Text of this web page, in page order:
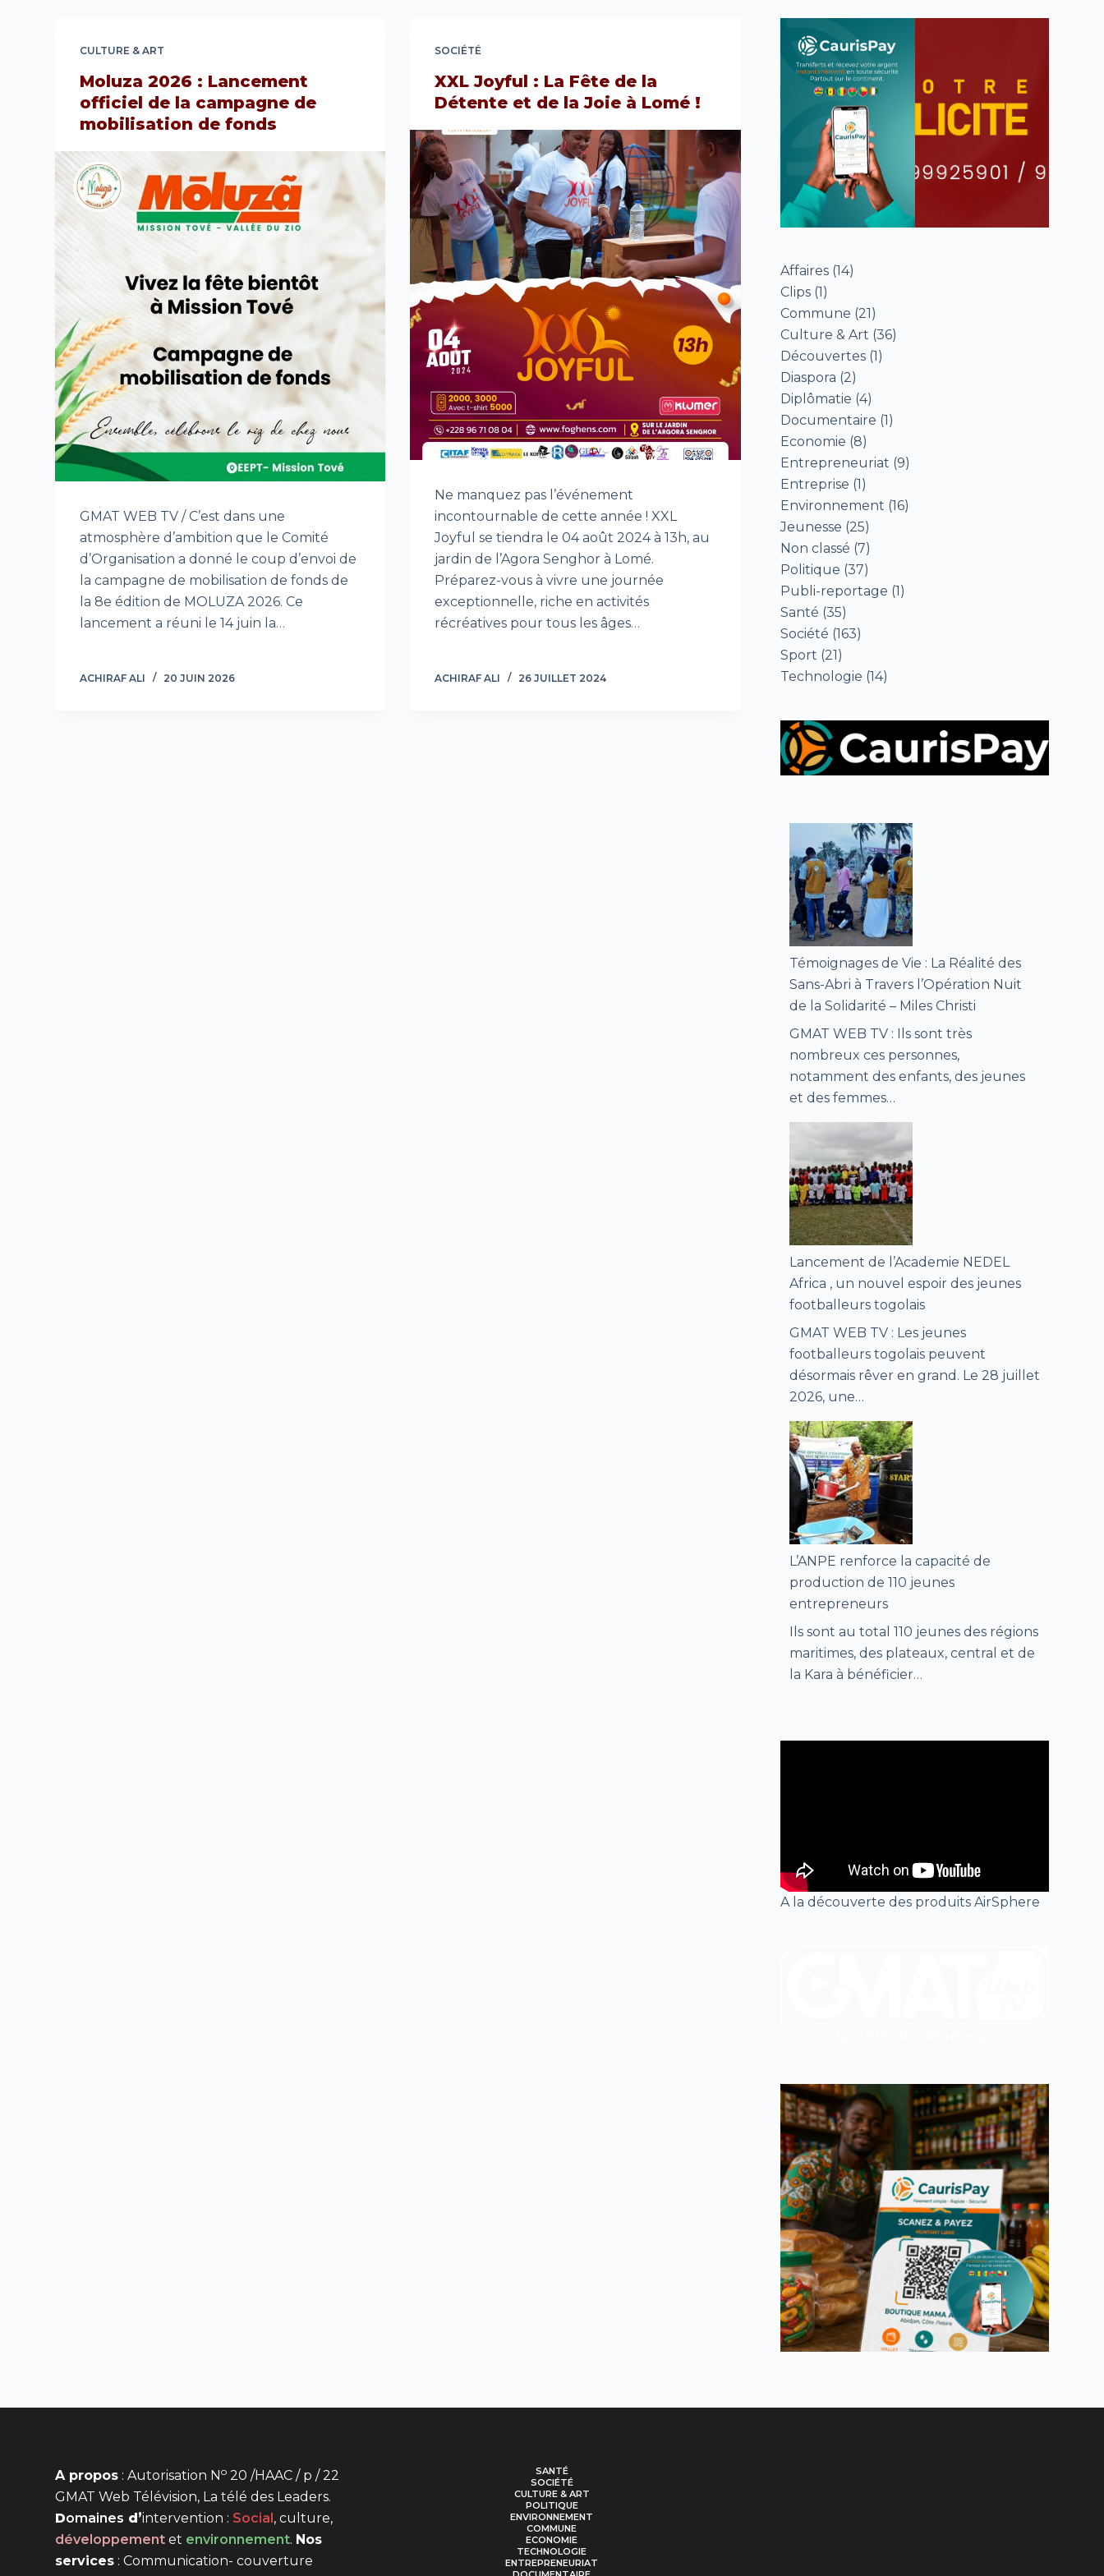
CULTURE & ART
Moluza 2026 : Lancement
officiel de la campagne de
mobilisation de fonds
GMAT WEB TV / C’est dans une
atmosphère d’ambition que le Comité
d’Organisation a donné le coup d’envoi de
la campagne de mobilisation de fonds de
la 8e édition de MOLUZA 2026. Ce
lancement a réuni le 14 juin la…
ACHIRAF ALI 20 JUIN 2026
SOCIÉTÉ
XXL Joyful : La Fête de la
Détente et de la Joie à Lomé !
Ne manquez pas l’événement
incontournable de cette année ! XXL
Joyful se tiendra le 04 août 2024 à 13h, au
jardin de l’Agora Senghor à Lomé.
Préparez-vous à vivre une journée
exceptionnelle, riche en activités
récréatives pour tous les âges…
ACHIRAF ALI 26 JUILLET 2024
Affaires (14)
Clips (1)
Commune (21)
Culture & Art (36)
Découvertes (1)
Diaspora (2)
Diplômatie (4)
Documentaire (1)
Economie (8)
Entrepreneuriat (9)
Entreprise (1)
Environnement (16)
Jeunesse (25)
Non classé (7)
Politique (37)
Publi-reportage (1)
Santé (35)
Société (163)
Sport (21)
Technologie (14)
Témoignages de Vie : La Réalité des
Sans-Abri à Travers l’Opération Nuit
de la Solidarité – Miles Christi
GMAT WEB TV : Ils sont très
nombreux ces personnes,
notamment des enfants, des jeunes
et des femmes…
Lancement de l’Academie NEDEL
Africa , un nouvel espoir des jeunes
footballeurs togolais
GMAT WEB TV : Les jeunes
footballeurs togolais peuvent
désormais rêver en grand. Le 28 juillet
2026, une…
L’ANPE renforce la capacité de
production de 110 jeunes
entrepreneurs
Ils sont au total 110 jeunes des régions
maritimes, des plateaux, central et de
la Kara à bénéficier…
A la découverte des produits AirSphere
A propos : Autorisation No 20 /HAAC / p / 22
GMAT Web Télévision, La télé des Leaders.
Domaines d’intervention : Social , culture,
développement et environnement. Nos
services : Communication- couverture
SANTÉ
SOCIÉTÉ
CULTURE & ART
POLITIQUE
ENVIRONNEMENT
COMMUNE
ECONOMIE
TECHNOLOGIE
ENTREPRENEURIAT